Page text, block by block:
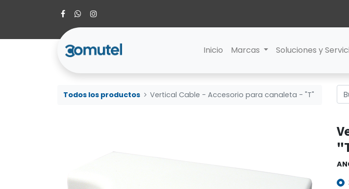
Inicio Marcas Soluciones y
Todos los productos Vertical Cable - Accesorio para canaleta - "T"